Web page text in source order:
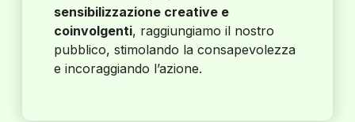
sensibilizzazione creative e
coinvolgenti, raggiungiamo il nostro
pubblico, stimolando la consapevolezza
e incoraggiando l’azione.